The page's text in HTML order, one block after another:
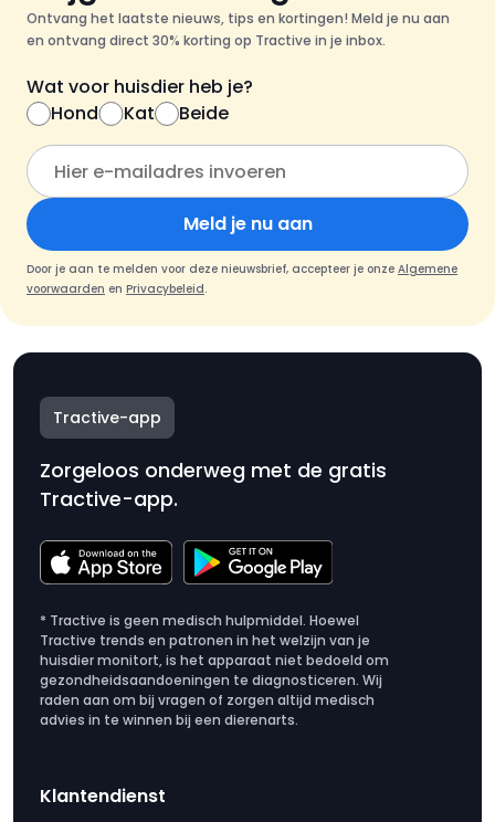
Ontvang het laatste nieuws, tips en kortingen! Meld je nu aan
en ontvang direct 30% korting op Tractive in je inbox.
Wat voor huisdier heb je?
Hond
Kat Beide
Meld je nu aan
Door je aan te melden voor deze nieuwsbrief, accepteer je onze Algemene
voorwaarden en Privacybeleid.
Tractive-app
Zorgeloos onderweg met de gratis
Tractive-app.
* Tractive is geen medisch hulpmiddel. Hoewel
Tractive trends en patronen in het welzijn van je
huisdier monitort, is het apparaat niet bedoeld om
gezondheidsaandoeningen te diagnosticeren. Wij
raden aan om bij vragen of zorgen altijd medisch
advies in te winnen bij een dierenarts.
Klantendienst